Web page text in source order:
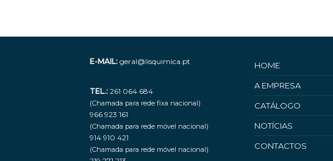
E-MAIL: geral@lisquimica.pt
TEL.: 261 064 684
(Chamada para rede fixa nacional)
966 923 161
(Chamada para rede móvel nacional)
914 910 421
(Chamada para rede móvel nacional)
HOME
A EMPRESA
CATÁLOGO
NOTÍCIAS
CONTACTOS